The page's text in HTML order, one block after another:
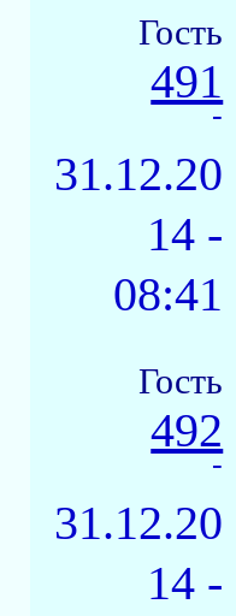
Гость
491
-
31.12.20
14 -
08:41
Гость
492
-
31.12.20
14 -